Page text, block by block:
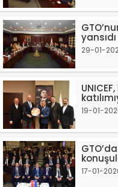
yansıdı
29-01-
19-01-
17-01-